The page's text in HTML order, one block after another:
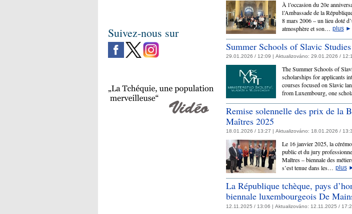
À l’occasion du 20e
l’Ambassade de la
8 mars 2006 – un lieu doté
atmosphère et son… plus►
Summer Schools of Slavic
29.01.2026 / 12:09 | Aktualizováno: 29.01.2026 /
The Summer Schools of
scholarships for applicants
courses focused on Slavic
from Luxembourg, one
Remise solennelle des prix de la
Maîtres 2025
18.01.2026 / 13:27 | Aktualizováno: 18.01.2026 /
Le 16 janvier 2025, la
public et du jury
Maîtres – biennale des
s’est tenue dans les… plus
La République tchèque, pays
biennale luxembourgeois De
12.11.2025 / 13:06 | Aktualizováno: 12.11.2025 /
Suivez-nous sur